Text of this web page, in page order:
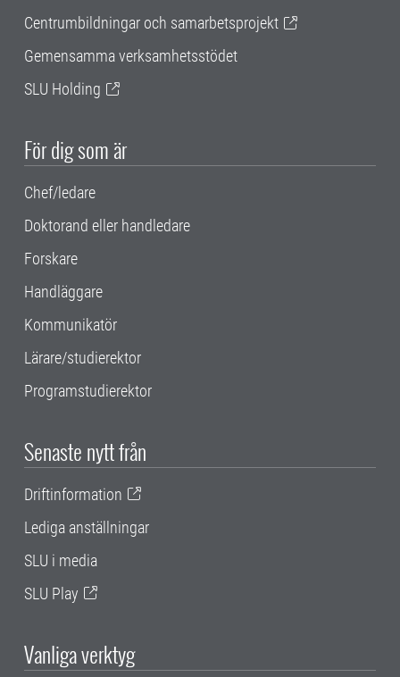
Centrumbildningar och samarbetsprojekt
Gemensamma verksamhetsstödet
SLU Holding
För dig som är
Chef/ledare
Doktorand eller handledare
Forskare
Handläggare
Kommunikatör
Lärare/studierektor
Programstudierektor
Senaste nytt från
Driftinformation
Lediga anställningar
SLU i media
SLU Play
Vanliga verktyg